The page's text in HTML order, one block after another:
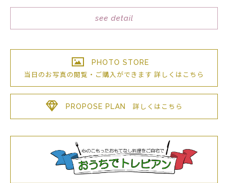
see detail
PHOTO STORE
当日のお写真の閲覧・ご購入ができます 詳しくはこちら
PROPOSE PLAN 詳しくはこちら